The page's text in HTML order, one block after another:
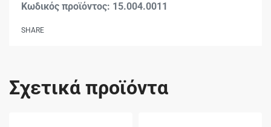
15.004.0011
SHARE
Σχετικά προϊόντα